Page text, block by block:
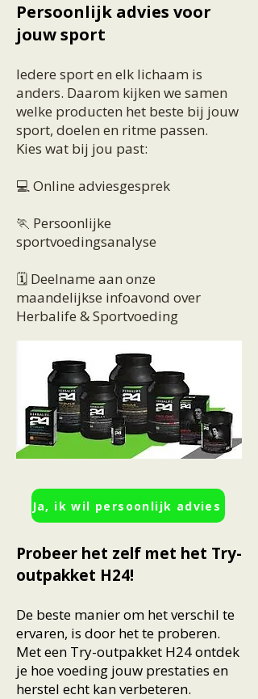
Persoonlijk advies voor
jouw sport
Iedere sport en elk lichaam is
anders. Daarom kijken we samen
welke producten het beste bij jouw
sport, doelen en ritme passen.
Kies wat bij jou past:
💻 Online adviesgesprek
🏃 Persoonlijke
sportvoedingsanalyse
🗓️ Deelname aan onze
maandelijkse infoavond over
Herbalife & Sportvoeding
Ja, ik wil persoonlijk advies
Probeer het zelf met het Try-
outpakket H24!
De beste manier om het verschil te
ervaren, is door het te proberen.
Met een Try-outpakket H24 ontdek
je hoe voeding jouw prestaties en
herstel echt kan verbeteren.